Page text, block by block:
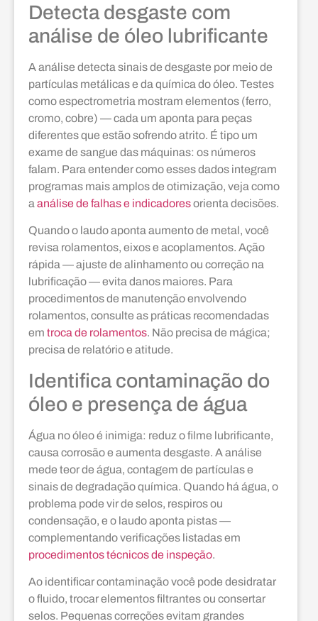
Detecta desgaste com
análise de óleo lubrificante
A análise detecta sinais de desgaste por meio de
partículas metálicas e da química do óleo. Testes
como espectrometria mostram elementos (ferro,
cromo, cobre) — cada um aponta para peças
diferentes que estão sofrendo atrito. É tipo um
exame de sangue das máquinas: os números
falam. Para entender como esses dados integram
programas mais amplos de otimização, veja como
a análise de falhas e indicadoresorienta decisões.
Quando o laudo aponta aumento de metal, você
revisa rolamentos, eixos e acoplamentos. Ação
rápida — ajuste de alinhamento ou correção na
lubrificação — evita danos maiores. Para
procedimentos de manutenção envolvendo
rolamentos, consulte as práticas recomendadas
em troca de rolamentos. Não precisa de mágica;
precisa de relatório e atitude.
Identifica contaminação do
óleo e presença de água
Água no óleo é inimiga: reduz o filme lubrificante,
causa corrosão e aumenta desgaste. A análise
mede teor de água, contagem de partículas e
sinais de degradação química. Quando há água, o
problema pode vir de selos, respiros ou
condensação, e o laudo aponta pistas —
complementando verificações listadas em
procedimentos técnicos de inspeção.
Ao identificar contaminação você pode desidratar
o fluido, trocar elementos filtrantes ou consertar
selos. Pequenas correções evitam grandes